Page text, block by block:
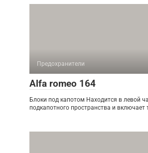
Предохранители
Alfa romeo 164
Блоки под капотом Находится в левой
подкапотного пространства и включает